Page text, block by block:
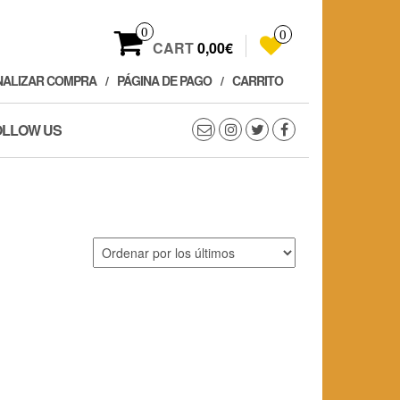
0
CART0,00€
0
COMPRA PÁGINA DE PAGO CARRITO
US